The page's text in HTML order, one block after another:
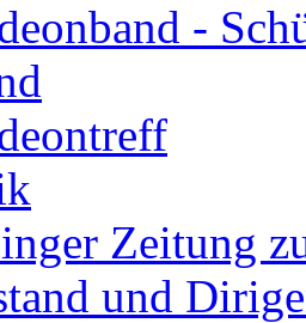
-
Zeitung
und